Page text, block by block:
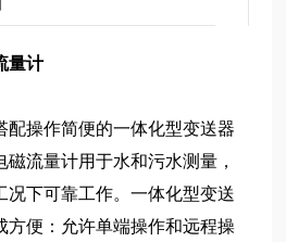
量计
配操作简便的一体化型变送器
磁流量计用于水和污水测量，
况下可靠工作。一体化型变送
方便：允许单端操作和远程操